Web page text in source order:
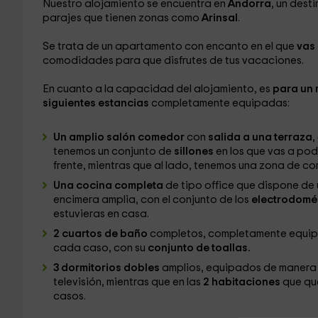
Nuestro alojamiento se encuentra en Andorra, un
parajes que tienen zonas como Arinsal .
Se trata de un apartamento con encanto en el que vas
comodidades para que disfrutes de tus vacaciones.
En cuanto a la capacidad del alojamiento, es para un
siguientes estancias completamente equipadas:
Un amplio salón comedor con salida a una terraza,
tenemos un conjunto de sillones en los que vas a
frente, mientras que al lado, tenemos una zona de
Una cocina completa de tipo office que dispone de
encimera amplia, con el conjunto de los
estuvieras en casa.
2 cuartos de baño completos, completamente
cada caso, con su conjunto de toallas.
3 dormitorios dobles amplios, equipados de
televisión, mientras que en las 2 habitaciones que
casos.